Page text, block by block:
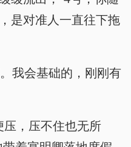
是对准人一直往下拖
我会基础的，刚刚有
压，压不住也无所